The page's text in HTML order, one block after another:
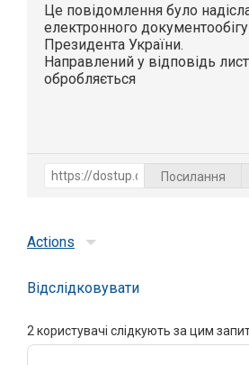
Це повідомлення було
електронного
Президента України.
Направлений у відповідь
обробляється
Посилання
Actions
Відслідковувати
2 користувачі слідкують за цим